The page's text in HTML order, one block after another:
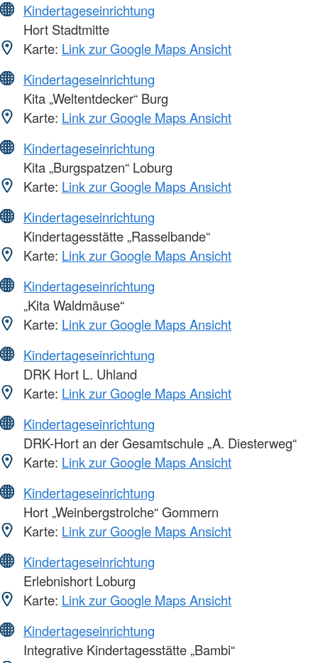
Kindertageseinrichtung
Hort Stadtmitte
Karte: Link zur Google Maps Ansicht
Kindertageseinrichtung
Kita „Weltentdecker“ Burg
Karte: Link zur Google Maps Ansicht
Kindertageseinrichtung
Kita „Burgspatzen“ Loburg
Karte: Link zur Google Maps Ansicht
Kindertageseinrichtung
Kindertagesstätte „Rasselbande“
Karte: Link zur Google Maps Ansicht
Kindertageseinrichtung
„Kita Waldmäuse“
Karte: Link zur Google Maps Ansicht
Kindertageseinrichtung
DRK Hort L. Uhland
Karte: Link zur Google Maps Ansicht
Kindertageseinrichtung
DRK-Hort an der Gesamtschule „A. Diesterweg“
Karte: Link zur Google Maps Ansicht
Kindertageseinrichtung
Hort „Weinbergstrolche“ Gommern
Karte: Link zur Google Maps Ansicht
Kindertageseinrichtung
Erlebnishort Loburg
Karte: Link zur Google Maps Ansicht
Kindertageseinrichtung
Integrative Kindertagesstätte „Bambi“